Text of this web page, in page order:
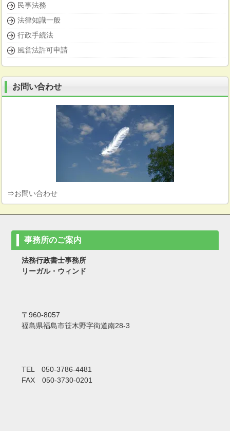
民事法務
法律知識一般
行政手続法
風営法許可申請
お問い合わせ
⇒お問い合わせ
事務所のご案内
法務行政書士事務所
リーガル・ウィンド
〒960-8057
福島県福島市笹木野字街道南28-3
TEL 050-3786-4481
FAX 050-3730-0201